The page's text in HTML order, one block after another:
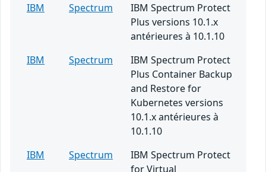
IBM
Spectrum
IBM Spectrum Protect
Plus versions 10.1.x
antérieures à 10.1.10
IBM
Spectrum
IBM Spectrum Protect
Plus Container Backup
and Restore for
Kubernetes versions
10.1.x antérieures à
10.1.10
IBM
Spectrum
IBM Spectrum Protect
for Virtual